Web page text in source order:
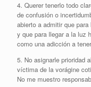
4. Querer tenerlo todo
de confusión o
abierto a admitir que
y que para llegar a la luz
como una adicción a
5. No asignarle prioridad
víctima de la vorágine
No me muestro